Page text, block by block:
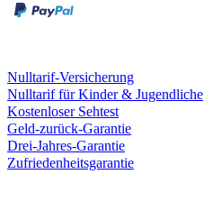
Nulltarif-Versicherung
Nulltarif für Kinder & Jugendliche
Kostenloser Sehtest
Geld-zurück-Garantie
Drei-Jahres-Garantie
Zufriedenheitsgarantie